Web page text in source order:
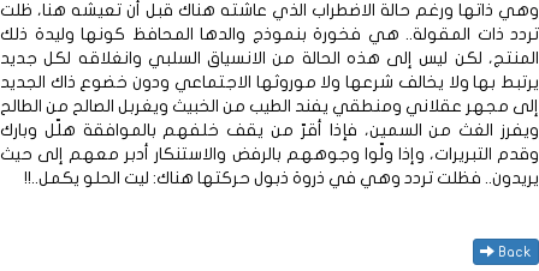
وهي ذاتها ورغم حالة الاضطراب الذي عاشته هناك قبل أن تعيشه هنا، ظلت
تردد ذات المقولة.. هي فخورة بنموذج والدها المحافظ كونها وليدة ذلك
المنتج، لكن ليس إلى هذه الحالة من الانسياق السلبي وانغلاقه لكل جديد
يرتبط بها ولا يخالف شرعها ولا موروثها الاجتماعي ودون خضوع ذاك الجديد
إلى مجهر عقلاني ومنطقي يفند الطيب من الخبيث ويغربل الصالح من الطالح
ويفرز الغث من السمين، فإذا أقرّ من يقف خلفهم بالموافقة هلّل وبارك
وقدم التبريرات، وإذا ولّوا وجوههم بالرفض والاستنكار أدبر معهم إلى حيث
يريدون.. فظلت تردد وهي في ذروة ذبول حركتها هناك: ليت الحلو يكمل..!!
Back